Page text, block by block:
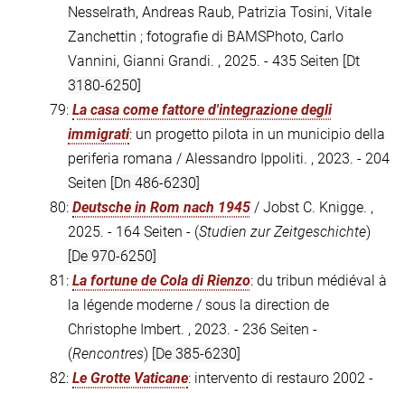
Nesselrath, Andreas Raub, Patrizia Tosini, Vitale
Zanchettin ; fotografie di BAMSPhoto, Carlo
Vannini, Gianni Grandi. , 2025. - 435 Seiten [Dt
3180-6250]
79: La casa come fattore d'integrazione degli
immigrati: un progetto pilota in un municipio della
periferia romana / Alessandro Ippoliti. , 2023. - 204
Seiten [Dn 486-6230]
80: Deutsche in Rom nach 1945 / Jobst C. Knigge. ,
2025. - 164 Seiten - (Studien zur Zeitgeschichte)
[De 970-6250]
81: La fortune de Cola di Rienzo: du tribun médiéval à
la légende moderne / sous la direction de
Christophe Imbert. , 2023. - 236 Seiten -
(Rencontres) [De 385-6230]
82: Le Grotte Vaticane: intervento di restauro 2002 -